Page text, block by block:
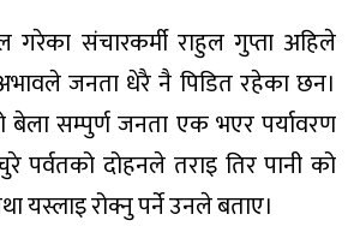
गरेका संचारकर्मी राहुल गुप्ता अहिले
जनता धेरै नै पिडित रहेका छन।
सम्पुर्ण जनता एक भएर पर्यावरण
पर्वतको दोहनले तराइ तिर पानी को
रोक्नु पर्ने उनले बताए।